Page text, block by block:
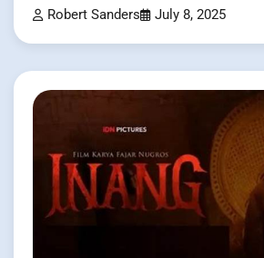
Robert Sanders July 8, 2025